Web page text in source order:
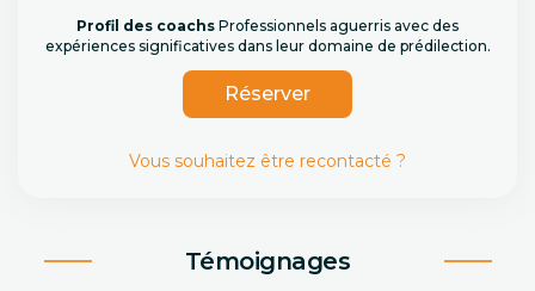
Profil des coachs Professionnels aguerris avec des
expériences significatives dans leur domaine de prédilection.
Réserver
Vous souhaitez être recontacté ?
Témoignages